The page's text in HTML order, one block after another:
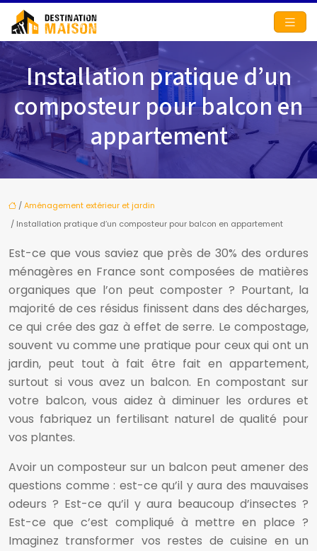
Installation pratique d’un
composteur pour balcon en
appartement
/Aménagement extérieur et jardin
/ Installation pratique d’un composteur pour balcon en appartement
Est-ce que vous saviez que près de 30% des ordures
ménagères en France sont composées de matières
organiques que l’on peut composter ? Pourtant, la
majorité de ces résidus finissent dans des décharges,
ce qui crée des gaz à effet de serre. Le compostage,
souvent vu comme une pratique pour ceux qui ont un
jardin, peut tout à fait être fait en appartement,
surtout si vous avez un balcon. En compostant sur
votre balcon, vous aidez à diminuer les ordures et
vous fabriquez un fertilisant naturel de qualité pour
vos plantes.
Avoir un composteur sur un balcon peut amener des
questions comme : est-ce qu’il y aura des mauvaises
odeurs ? Est-ce qu’il y aura beaucoup d’insectes ?
Est-ce que c’est compliqué à mettre en place ?
Imaginez transformer vos restes de cuisine en un